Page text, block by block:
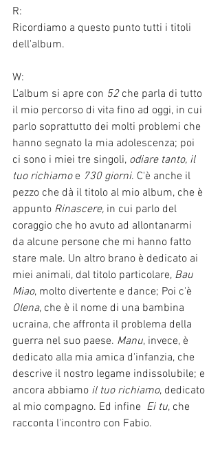
R:
Ricordiamo a questo punto tutti i titoli
dell'album.
W:
L'album si apre con 52 che parla di tutto
il mio percorso di vita fino ad oggi, in cui
parlo soprattutto dei molti problemi che
hanno segnato la mia adolescenza; poi
ci sono i miei tre singoli, odiare tanto, il
tuo richiamo e 730 giorni. C'è anche il
pezzo che dà il titolo al mio album, che è
appunto Rinascere, in cui parlo del
coraggio che ho avuto ad allontanarmi
da alcune persone che mi hanno fatto
stare male. Un altro brano è dedicato ai
miei animali, dal titolo particolare, Bau
Miao, molto divertente e dance; Poi c'è
Olena, che è il nome di una bambina
ucraina, che affronta il problema della
guerra nel suo paese. Manu, invece, è
dedicato alla mia amica d'infanzia, che
descrive il nostro legame indissolubile; e
ancora abbiamo il tuo richiamo, dedicato
al mio compagno. Ed infine Ei tu, che
racconta l'incontro con Fabio.